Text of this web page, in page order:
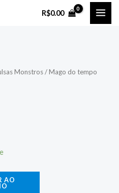
R$0.00
Monstros/ Mago do tempo
AO